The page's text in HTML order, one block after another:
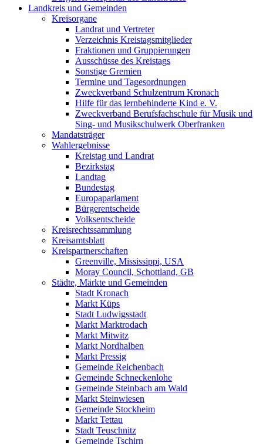
Landkreis und Gemeinden
Kreisorgane
Landrat und Vertreter
Verzeichnis Kreistagsmitglieder
Fraktionen und Gruppierungen
Ausschüsse des Kreistags
Sonstige Gremien
Termine und Tagesordnungen
Zweckverband Schulzentrum Kronach
Hilfe für das lernbehinderte Kind e. V.
Zweckverband Berufsfachschule für Musik und
Sing- und Musikschulwerk Oberfranken
Mandatsträger
Wahlergebnisse
Kreistag und Landrat
Bezirkstag
Landtag
Bundestag
Europaparlament
Bürgerentscheide
Volksentscheide
Kreisrechtssammlung
Kreisamtsblatt
Kreispartnerschaften
Greenville, Mississippi, USA
Moray Council, Schottland, GB
Städte, Märkte und Gemeinden
Stadt Kronach
Markt Küps
Stadt Ludwigsstadt
Markt Marktrodach
Markt Mitwitz
Markt Nordhalben
Markt Pressig
Gemeinde Reichenbach
Gemeinde Schneckenlohe
Gemeinde Steinbach am Wald
Markt Steinwiesen
Gemeinde Stockheim
Markt Tettau
Stadt Teuschnitz
Gemeinde Tschirn